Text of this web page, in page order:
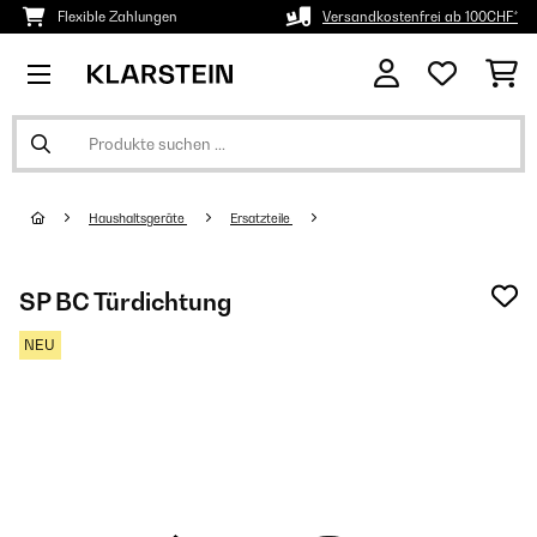
Flexible Zahlungen Versandkostenfrei ab 100CHF*
Haushaltsgeräte Ersatzteile
SP BC Türdichtung
NEU